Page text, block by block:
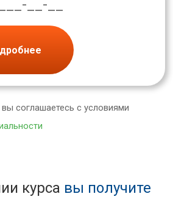
соглашаетесь с условиями
курса вы получите